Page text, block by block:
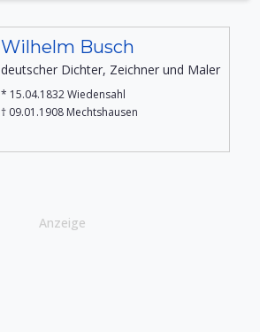
Wilhelm Busch
deutscher Dichter, Zeichner und Maler
* 15.04.1832 Wiedensahl
† 09.01.1908 Mechtshausen
Anzeige